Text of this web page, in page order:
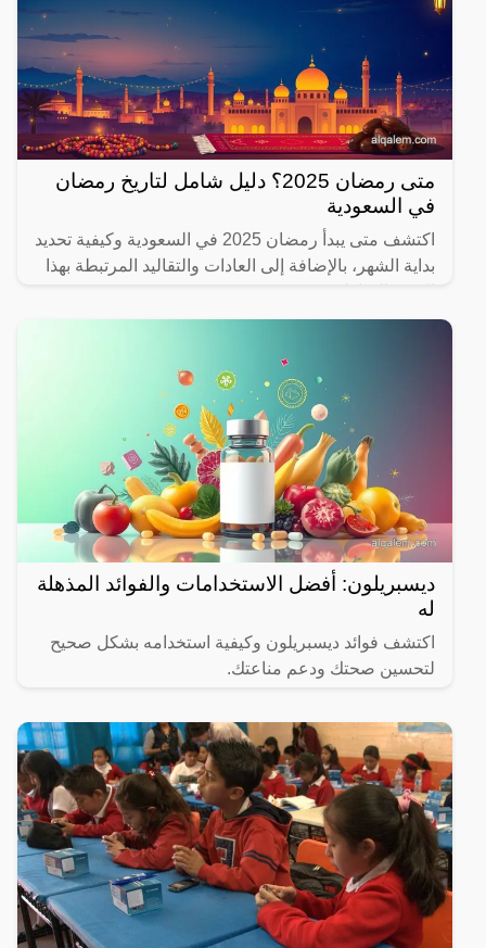
متى رمضان 2025؟ دليل شامل لتاريخ رمضان
في السعودية
اكتشف متى يبدأ رمضان 2025 في السعودية وكيفية تحديد
بداية الشهر، بالإضافة إلى العادات والتقاليد المرتبطة بهذا
ديسبريلون: أفضل الاستخدامات والفوائد المذهلة
له
اكتشف فوائد ديسبريلون وكيفية استخدامه بشكل صحيح
لتحسين صحتك ودعم مناعتك.